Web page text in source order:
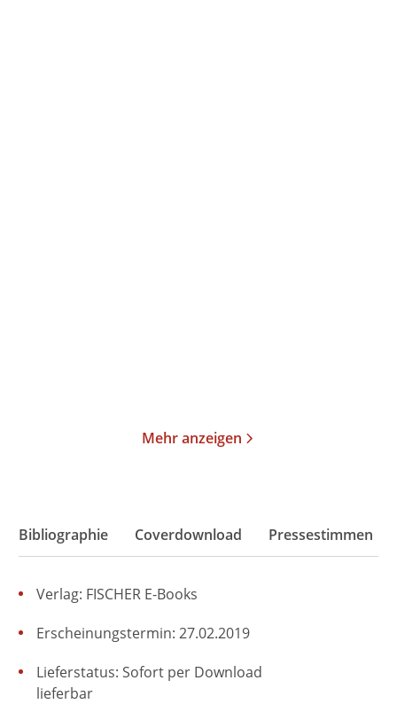
Mehr anzeigen
Bibliographie Coverdownload Pressestimmen
Verlag: FISCHER E-Books
Erscheinungstermin: 27.02.2019
Lieferstatus: Sofort per Download
lieferbar